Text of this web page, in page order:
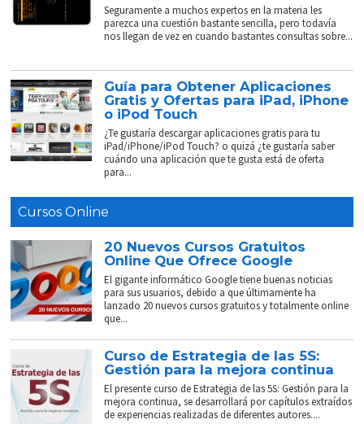
Seguramente a muchos expertos en la materia les
parezca una cuestión bastante sencilla, pero todavía
nos llegan de vez en cuando bastantes consultas sobre...
Guía para Obtener Aplicaciones
Gratis y Ofertas para iPad, iPhone
o iPod Touch
¿Te gustaría descargar aplicaciones gratis para tu
iPad/iPhone/iPod Touch? o quizá ¿te gustaría saber
cuándo una aplicación que te gusta está de oferta
para...
Cursos Online
20 Nuevos Cursos Gratuitos
Online Que Ofrece Google
El gigante informático Google tiene buenas noticias
para sus usuarios, debido a que últimamente ha
lanzado 20 nuevos cursos gratuitos y totalmente online
que...
Curso de Estrategia de las 5S:
Gestión para la mejora continua
El presente curso de Estrategia de las 5S: Gestión para la
mejora continua, se desarrollará por capítulos extraídos
de experiencias realizadas de diferentes autores....